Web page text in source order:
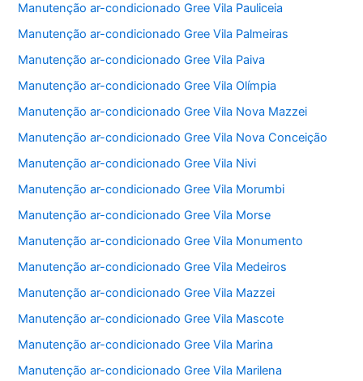
Manutenção ar-condicionado Gree Vila Pauliceia
Manutenção ar-condicionado Gree Vila Palmeiras
Manutenção ar-condicionado Gree Vila Paiva
Manutenção ar-condicionado Gree Vila Olímpia
Manutenção ar-condicionado Gree Vila Nova Mazzei
Manutenção ar-condicionado Gree Vila Nova Conceição
Manutenção ar-condicionado Gree Vila Nivi
Manutenção ar-condicionado Gree Vila Morumbi
Manutenção ar-condicionado Gree Vila Morse
Manutenção ar-condicionado Gree Vila Monumento
Manutenção ar-condicionado Gree Vila Medeiros
Manutenção ar-condicionado Gree Vila Mazzei
Manutenção ar-condicionado Gree Vila Mascote
Manutenção ar-condicionado Gree Vila Marina
Manutenção ar-condicionado Gree Vila Marilena